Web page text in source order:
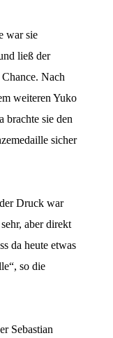
war sie
ließ der
Nach
weiteren Yuko
brachte sie den
sicher
Druck war
aber direkt
da heute etwas
so die
Sebastian